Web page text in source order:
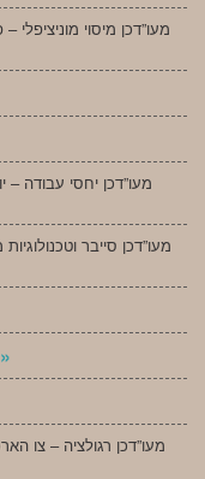
מעו”דכן מיסוי
מעו”דכן יחסי עבודה –
מעו”דכן סייבר
»